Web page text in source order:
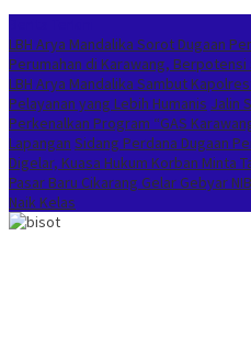
LBH Arya Mandalika Sorot Dugaan
Perumahan di Karawang,
LBH Arya Mandalika Sambut
Pelayanan yang Lebih Humanis Jalin
Perkenalkan Program “GAS
Lapangan Sidang Perdana Dugaan
Digelar, Kuasa Hukum Korban Minta
Pasar Baru Cikarang Gelar Gebyar
Naik Kelas